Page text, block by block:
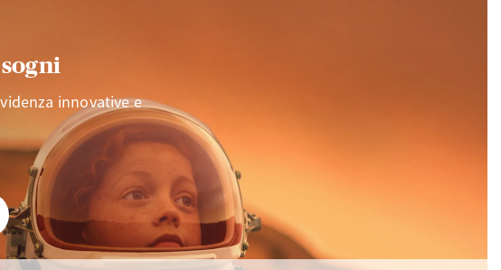
innovative e